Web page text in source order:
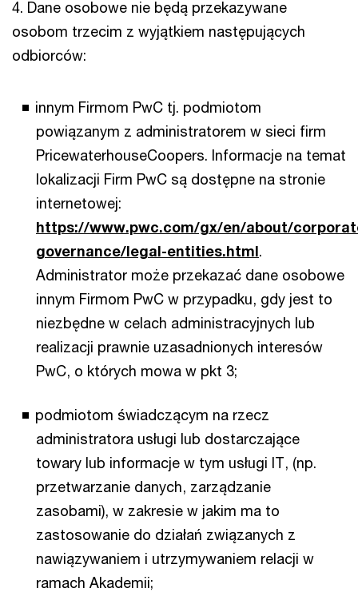
4. Dane osobowe nie będą przekazywane
osobom trzecim z wyjątkiem następujących
odbiorców:
innym Firmom PwC tj. podmiotom
powiązanym z administratorem w sieci firm
PricewaterhouseCoopers. Informacje na temat
lokalizacji Firm PwC są dostępne na stronie
internetowej:
https://www.pwc.com/gx/en/about/
governance/legal-entities.html.
Administrator może przekazać dane osobowe
innym Firmom PwC w przypadku, gdy jest to
niezbędne w celach administracyjnych lub
realizacji prawnie uzasadnionych interesów
PwC, o których mowa w pkt 3;
podmiotom świadczącym na rzecz
administratora usługi lub dostarczające
towary lub informacje w tym usługi IT, (np.
przetwarzanie danych, zarządzanie
zasobami), w zakresie w jakim ma to
zastosowanie do działań związanych z
nawiązywaniem i utrzymywaniem relacji w
ramach Akademii;